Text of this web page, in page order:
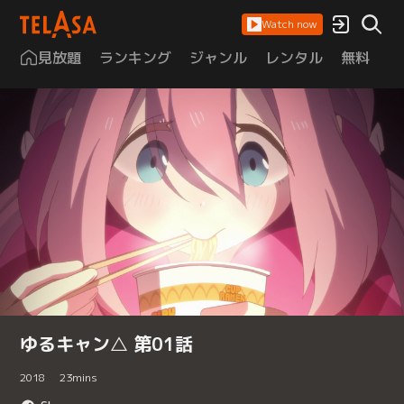
Watch now
見放題 ランキング ジャンル レンタル 無料
ゆるキャン△ 第01話
2018 23mins